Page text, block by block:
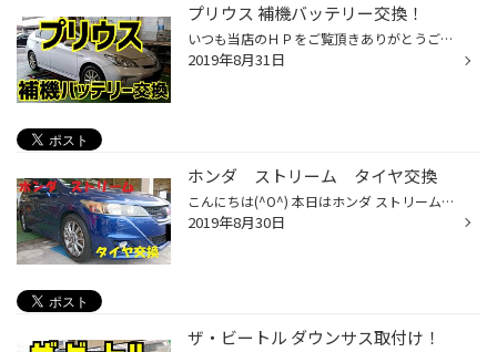
プリウス 補機バッテリー交換！
いつも当店のＨＰをご覧頂きありがとうございます！ タイヤ館松江南のかわかみです！ 今回は、ハイブリッドカー：プリウスの補機バッテリー交換をご紹介します！ 実はタイヤ館！ ハイブリッド車の補機バッテリー交換もやってます！ 取付けるのはＧＳユアサのハイブリッドカー専用バッテリー☆ この型...
2019年8月31日
ホンダ ストリーム タイヤ交換
こんにちは(^O^) 本日はホンダ ストリームのタイヤ交換をしました！ ありがとうございます！！ 新車からのタイヤを履いておられて もう十年近く使用しているタイヤでした！ レグノ GRVⅡを装着！ また１００km点検でご感想お聞かせ下さい(^^)/
2019年8月30日
ザ・ビートル ダウンサス取付け！